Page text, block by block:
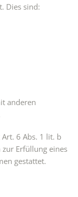
Dies sind:
anderen
6 Abs. 1 lit. b
zur Erfüllung eines
gestattet.